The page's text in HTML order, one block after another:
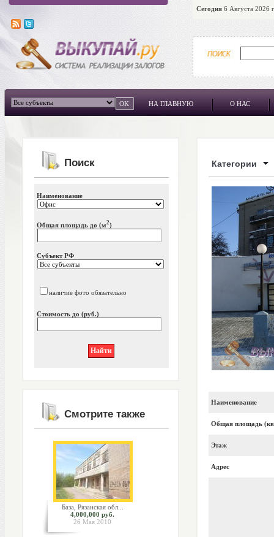
Сегодня 6 Августа 2026
НА ГЛАВНУЮ О НАС
Поиск
Наименование
Общая площадь до (м2)
Субъект РФ
наличие фото обязательно
Стоимость до (руб.)
Смотрите также
База, Рязанская обл...
4,000,000 руб.
26 Мая 2010
Категории
Наименование
Общая площадь
Этаж
Адрес